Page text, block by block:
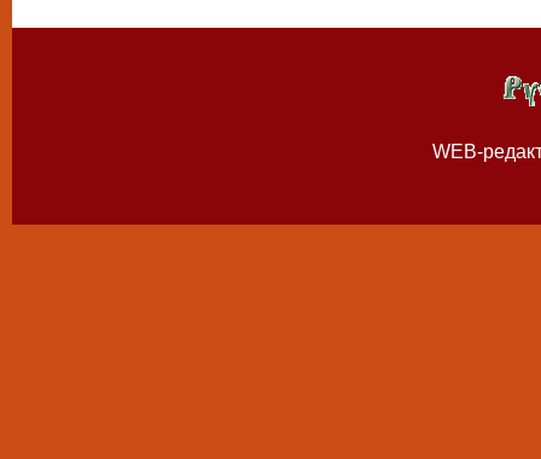
WEB-